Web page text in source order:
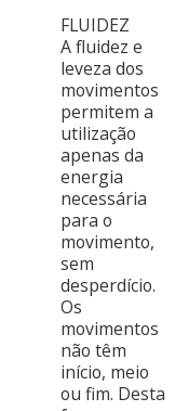
FLUIDEZ
A fluidez e
leveza dos
movimentos
permitem a
utilização
apenas da
energia
necessária
para o
movimento,
sem
desperdício.
Os
movimentos
não têm
início, meio
ou fim. Desta